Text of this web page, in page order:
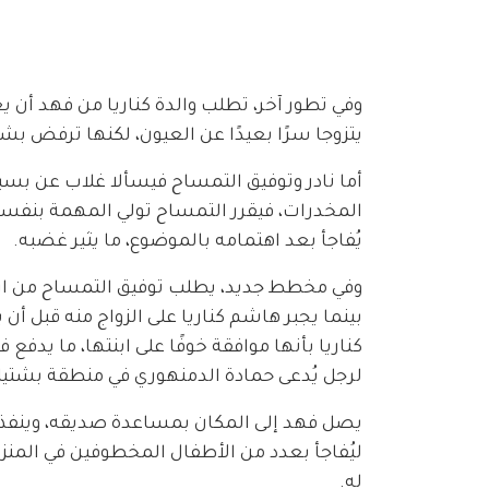
وفي تطور آخر، تطلب والدة كناريا من فهد أن
يتزوجا سرًا بعيدًا عن العيون، لكنها ترفض
أما نادر وتوفيق التمساح فيسألا غلاب عن
المخدرات، فيقرر التمساح تولي المهمة
يُفاجأ بعد اهتمامه بالموضوع، ما يثير غضبه.
وفي مخطط جديد، يطلب توفيق التمساح من
بينما يجبر هاشم كناريا على الزواج منه قبل
كناريا بأنها موافقة خوفًا على ابنتها، ما
لرجل يُدعى حمادة الدمنهوري في منطقة
يصل فهد إلى المكان بمساعدة صديقه،
ليُفاجأ بعدد من الأطفال المخطوفين في
له.